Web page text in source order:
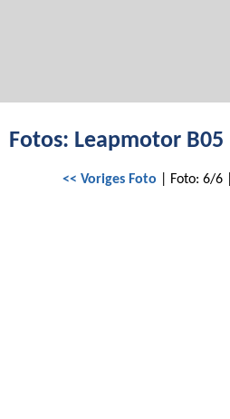
Fotos: Leapmotor B05
<< Voriges Foto | Foto: 6/6 |